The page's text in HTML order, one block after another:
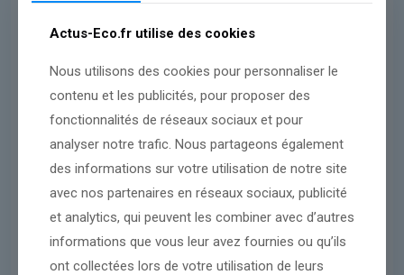
Lire l'article
Actus-Eco.fr utilise des cookies
Nous utilisons des cookies pour personnaliser le
contenu et les publicités, pour proposer des
fonctionnalités de réseaux sociaux et pour
analyser notre trafic. Nous partageons également
des informations sur votre utilisation de notre site
avec nos partenaires en réseaux sociaux, publicité
et analytics, qui peuvent les combiner avec d’autres
informations que vous leur avez fournies ou qu’ils
ont collectées lors de votre utilisation de leurs